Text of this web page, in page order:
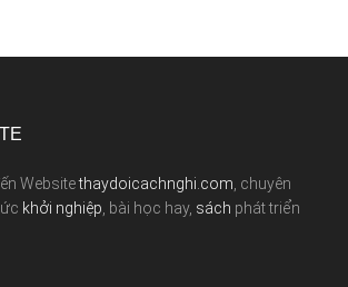
Websitethaydoicachnghi.com , chuyên
khởi nghiệp , bài học hay, sách phát triển